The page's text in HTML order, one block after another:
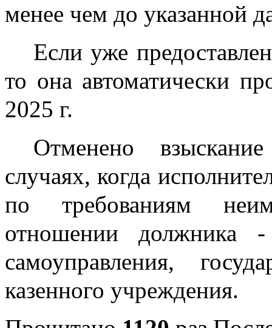
менее чем до указанной
Если уже
то она автоматически
2025 г.
Отменено
случаях, когда
по требованиям
отношении должника -
самоуправления,
казенного учреждения.